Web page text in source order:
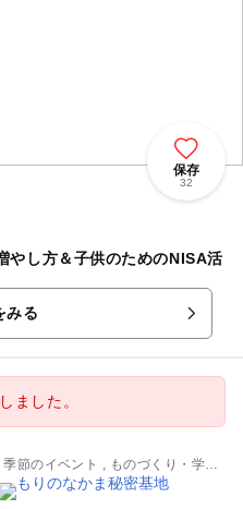
保存
32
やし方＆子供のためのNISA活
みる
ました。
節のイベント , ものづくり・学び